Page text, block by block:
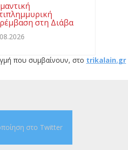
στη Διάβα
που συμβαίνουν, στο trikalain.gr
στο Twitter